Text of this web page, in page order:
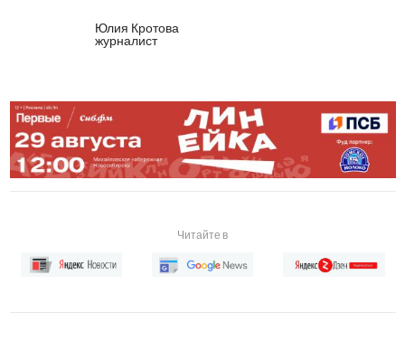
Юлия Кротова
журналист
Читайте в